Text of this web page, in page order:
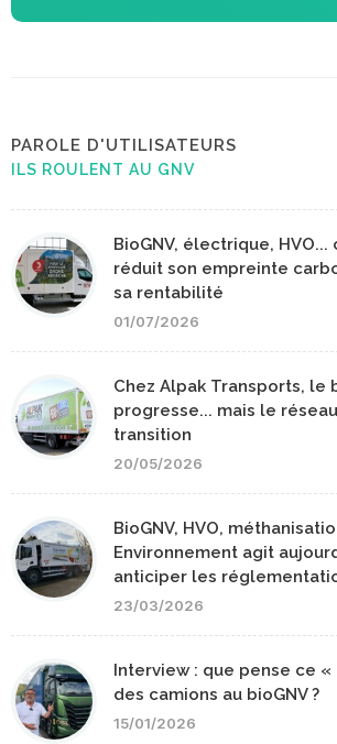
PAROLE D'UTILISATEURS
ILS ROULENT AU GNV
BioGNV, électrique, HVO...
réduit son empreinte
sa rentabilité
01/07/2026
Chez Alpak Transports, le
progresse... mais le
transition
20/05/2026
BioGNV, HVO,
Environnement agit
anticiper les
23/03/2026
Interview : que pense ce
des camions au bioGNV ?
15/01/2026